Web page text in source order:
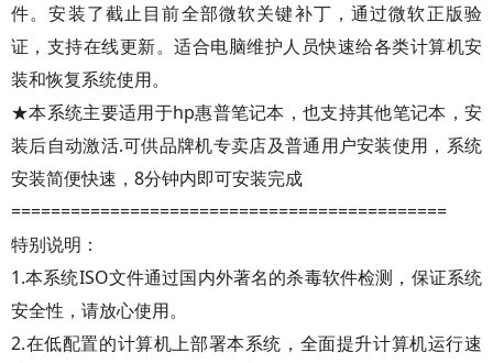
件。安装了截止目前全部微软关键补丁，通过微软正版验
证，支持在线更新。适合电脑维护人员快速给各类计算机安
装和恢复系统使用。
★本系统主要适用于hp惠普笔记本，也支持其他笔记本，安
装后自动激活.可供品牌机专卖店及普通用户安装使用，系统
安装简便快速，8分钟内即可安装完成
============================================
特别说明：
1.本系统ISO文件通过国内外著名的杀毒软件检测，保证系统
安全性，请放心使用。
2.在低配置的计算机上部署本系统，全面提升计算机运行速